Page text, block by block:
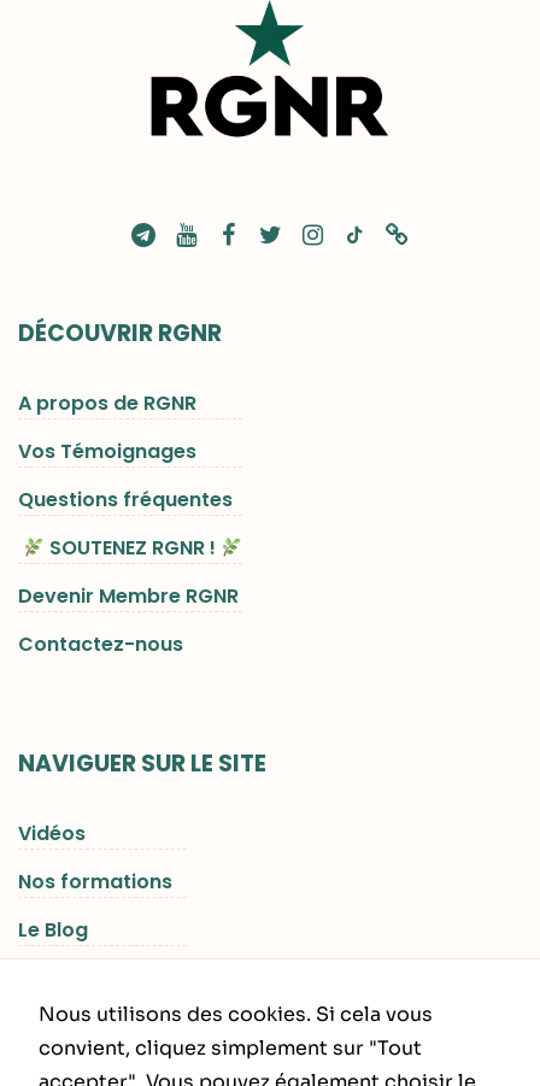
DÉCOUVRIR RGNR
A propos de RGNR
Vos Témoignages
Questions fréquentes
SOUTENEZ RGNR !
Devenir Membre RGNR
Contactez-nous
NAVIGUER SUR LE SITE
Vidéos
Nos formations
Le Blog
Nous utilisons des cookies. Si cela vous
convient, cliquez simplement sur "Tout